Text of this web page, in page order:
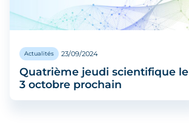
Actualités 23/09/2024
Quatrième jeudi scientifique le
3 octobre prochain